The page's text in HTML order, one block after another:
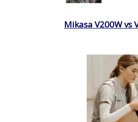
Mikasa V200W vs